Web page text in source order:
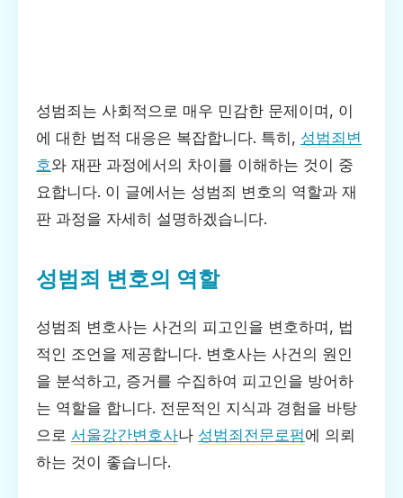
성범죄는 사회적으로 매우 민감한 문제이며, 이
에 대한 법적 대응은 복잡합니다. 특히, 성범죄변
호와 재판 과정에서의 차이를 이해하는 것이 중
요합니다. 이 글에서는 성범죄 변호의 역할과 재
판 과정을 자세히 설명하겠습니다.
성범죄 변호의 역할
성범죄 변호사는 사건의 피고인을 변호하며, 법
적인 조언을 제공합니다. 변호사는 사건의 원인
을 분석하고, 증거를 수집하여 피고인을 방어하
는 역할을 합니다. 전문적인 지식과 경험을 바탕
으로 서울강간변호사나 성범죄전문로펌에 의뢰
하는 것이 좋습니다.